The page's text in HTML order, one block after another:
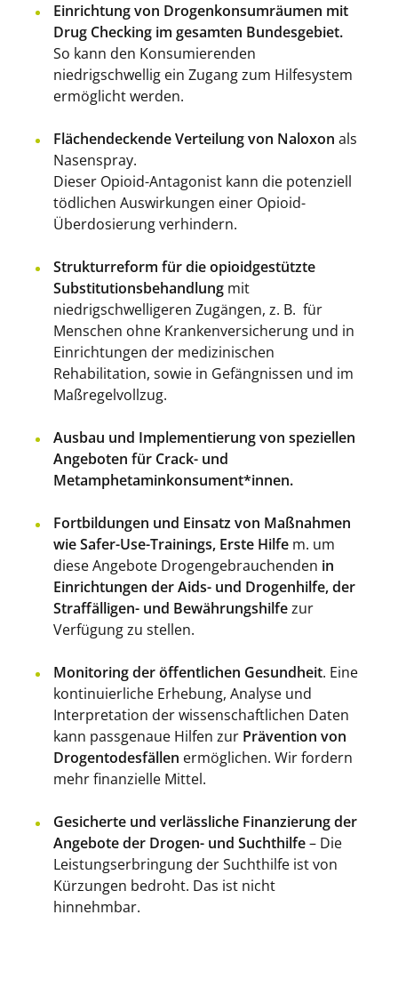
Einrichtung von Drogenkonsumräumen mit
Drug Checking im gesamten Bundesgebiet.
So kann den Konsumierenden
niedrigschwellig ein Zugang zum Hilfesystem
ermöglicht werden.
Flächendeckende Verteilung von Naloxon als
Nasenspray.
Dieser Opioid-Antagonist kann die potenziell
tödlichen Auswirkungen einer Opioid-
Überdosierung verhindern.
Strukturreform für die opioidgestützte
Substitutionsbehandlung mit
niedrigschwelligeren Zugängen, z. B. für
Menschen ohne Krankenversicherung und in
Einrichtungen der medizinischen
Rehabilitation, sowie in Gefängnissen und im
Maßregelvollzug.
Ausbau und Implementierung von speziellen
Angeboten für Crack- und
Metamphetaminkonsument*innen.
Fortbildungen und Einsatz von Maßnahmen
wie Safer-Use-Trainings, Erste Hilfe m. um
diese Angebote Drogengebrauchenden in
Einrichtungen der Aids- und Drogenhilfe, der
Straffälligen- und Bewährungshilfezur
Verfügung zu stellen.
Monitoring der öffentlichen Gesundheit. Eine
kontinuierliche Erhebung, Analyse und
Interpretation der wissenschaftlichen Daten
kann passgenaue Hilfen zur Prävention von
Drogentodesfällen ermöglichen. Wir fordern
mehr finanzielle Mittel.
Gesicherte und verlässliche Finanzierung der
Angebote der Drogen- und Suchthilfe– Die
Leistungserbringung der Suchthilfe ist von
Kürzungen bedroht. Das ist nicht
hinnehmbar.